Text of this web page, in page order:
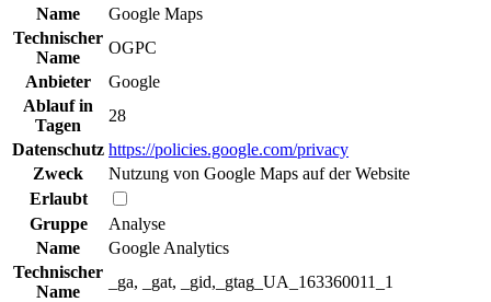
Name
Google Maps
Technischer
Name
OGPC
Anbieter
Google
Ablauf in
Tagen
28
Datenschutz https://policies.google.com/privacy
Zweck
Nutzung von Google Maps auf der Website
Erlaubt
Gruppe
Analyse
Name
Google Analytics
Technischer
Name
_ga, _gat, _gid,_gtag_UA_163360011_1